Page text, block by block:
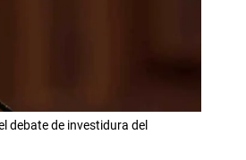
debate de investidura del